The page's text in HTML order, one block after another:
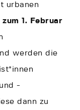
urbanen
zum 1. Februar
werden die
-
dann zu